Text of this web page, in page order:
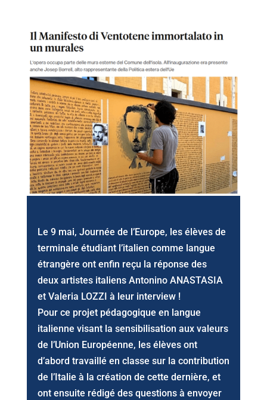
Le 9 mai, Journée de l’Europe, les élèves de
terminale étudiant l’italien comme langue
étrangère ont enfin reçu la réponse des
deux artistes italiens Antonino ANASTASIA
et Valeria LOZZI à leur interview !
Pour ce projet pédagogique en langue
italienne visant la sensibilisation aux valeurs
de l’Union Européenne, les élèves ont
d’abord travaillé en classe sur la contribution
de l’Italie à la création de cette dernière, et
ont ensuite rédigé des questions à envoyer